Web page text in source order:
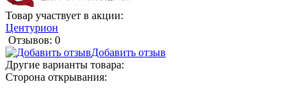
Товар участвует в акции:
Центурион
Отзывов: 0
Добавить отзыв
Другие варианты товара:
Сторона открывания: